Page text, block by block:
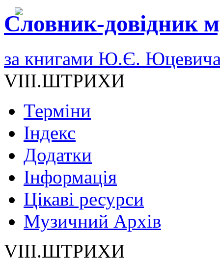
Словник-довідник
за книгами Ю.Є.
VIII.ШТРИХИ
Терміни
Індекс
Додатки
Інформація
Цікаві ресурси
Музичний Архів
VIII.ШТРИХИ